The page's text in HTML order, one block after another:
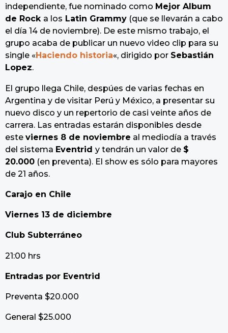
independiente, fue nominado como Mejor Album
de Rock a los Latin Grammy (que se llevarán a cabo
el día 14 de noviembre). De este mismo trabajo, el
grupo acaba de publicar un nuevo video clip para su
single «Haciendo historia«, dirigido por Sebastián
Lopez.
El grupo llega Chile, despúes de varias fechas en
Argentina y de visitar Perú y México, a presentar su
nuevo disco y un repertorio de casi veinte años de
carrera. Las entradas estarán disponibles desde
este viernes 8 de noviembre al mediodía a través
del sistema Eventrid y tendrán un valor de $
20.000 (en preventa). El show es sólo para mayores
de 21 años.
Carajo en Chile
Viernes 13 de diciembre
Club Subterráneo
21:00 hrs
Entradas por Eventrid
Preventa $20.000
General $25.000